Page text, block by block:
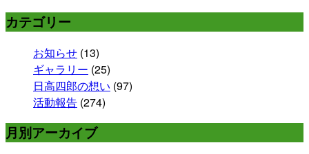
カテゴリー
お知らせ (13)
ギャラリー (25)
日高四郎の想い (97)
活動報告 (274)
月別アーカイブ